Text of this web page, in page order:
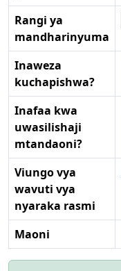
Rangi ya
mandharinyuma
Inaweza
kuchapishwa?
Inafaa kwa
uwasilishaji
mtandaoni?
Viungo vya
wavuti vya
nyaraka rasmi
Maoni